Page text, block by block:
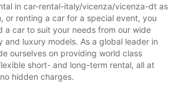
in car-rental-italy/vicenza/vicenza-dt as
or renting a car for a special event, you
a car to suit your needs from our wide
and luxury models. As a global leader in
ourselves on providing world class
short- and long-term rental, all at
hidden charges.